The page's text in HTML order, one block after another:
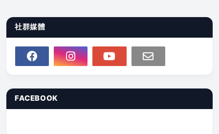
社群媒體
FACEBOOK